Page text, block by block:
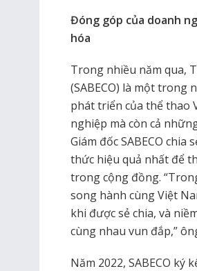
Đóng góp của doanh
hóa
Trong nhiều năm qua,
(SABECO) là một
phát triển của thể thao
nghiệp mà còn cả
Giám đốc SABECO
thức hiệu quả nhất để
trong cộng đồng.
song hành cùng Việt
khi được sẻ chia, và
cùng nhau vun đắp,”
Năm 2022, SABECO